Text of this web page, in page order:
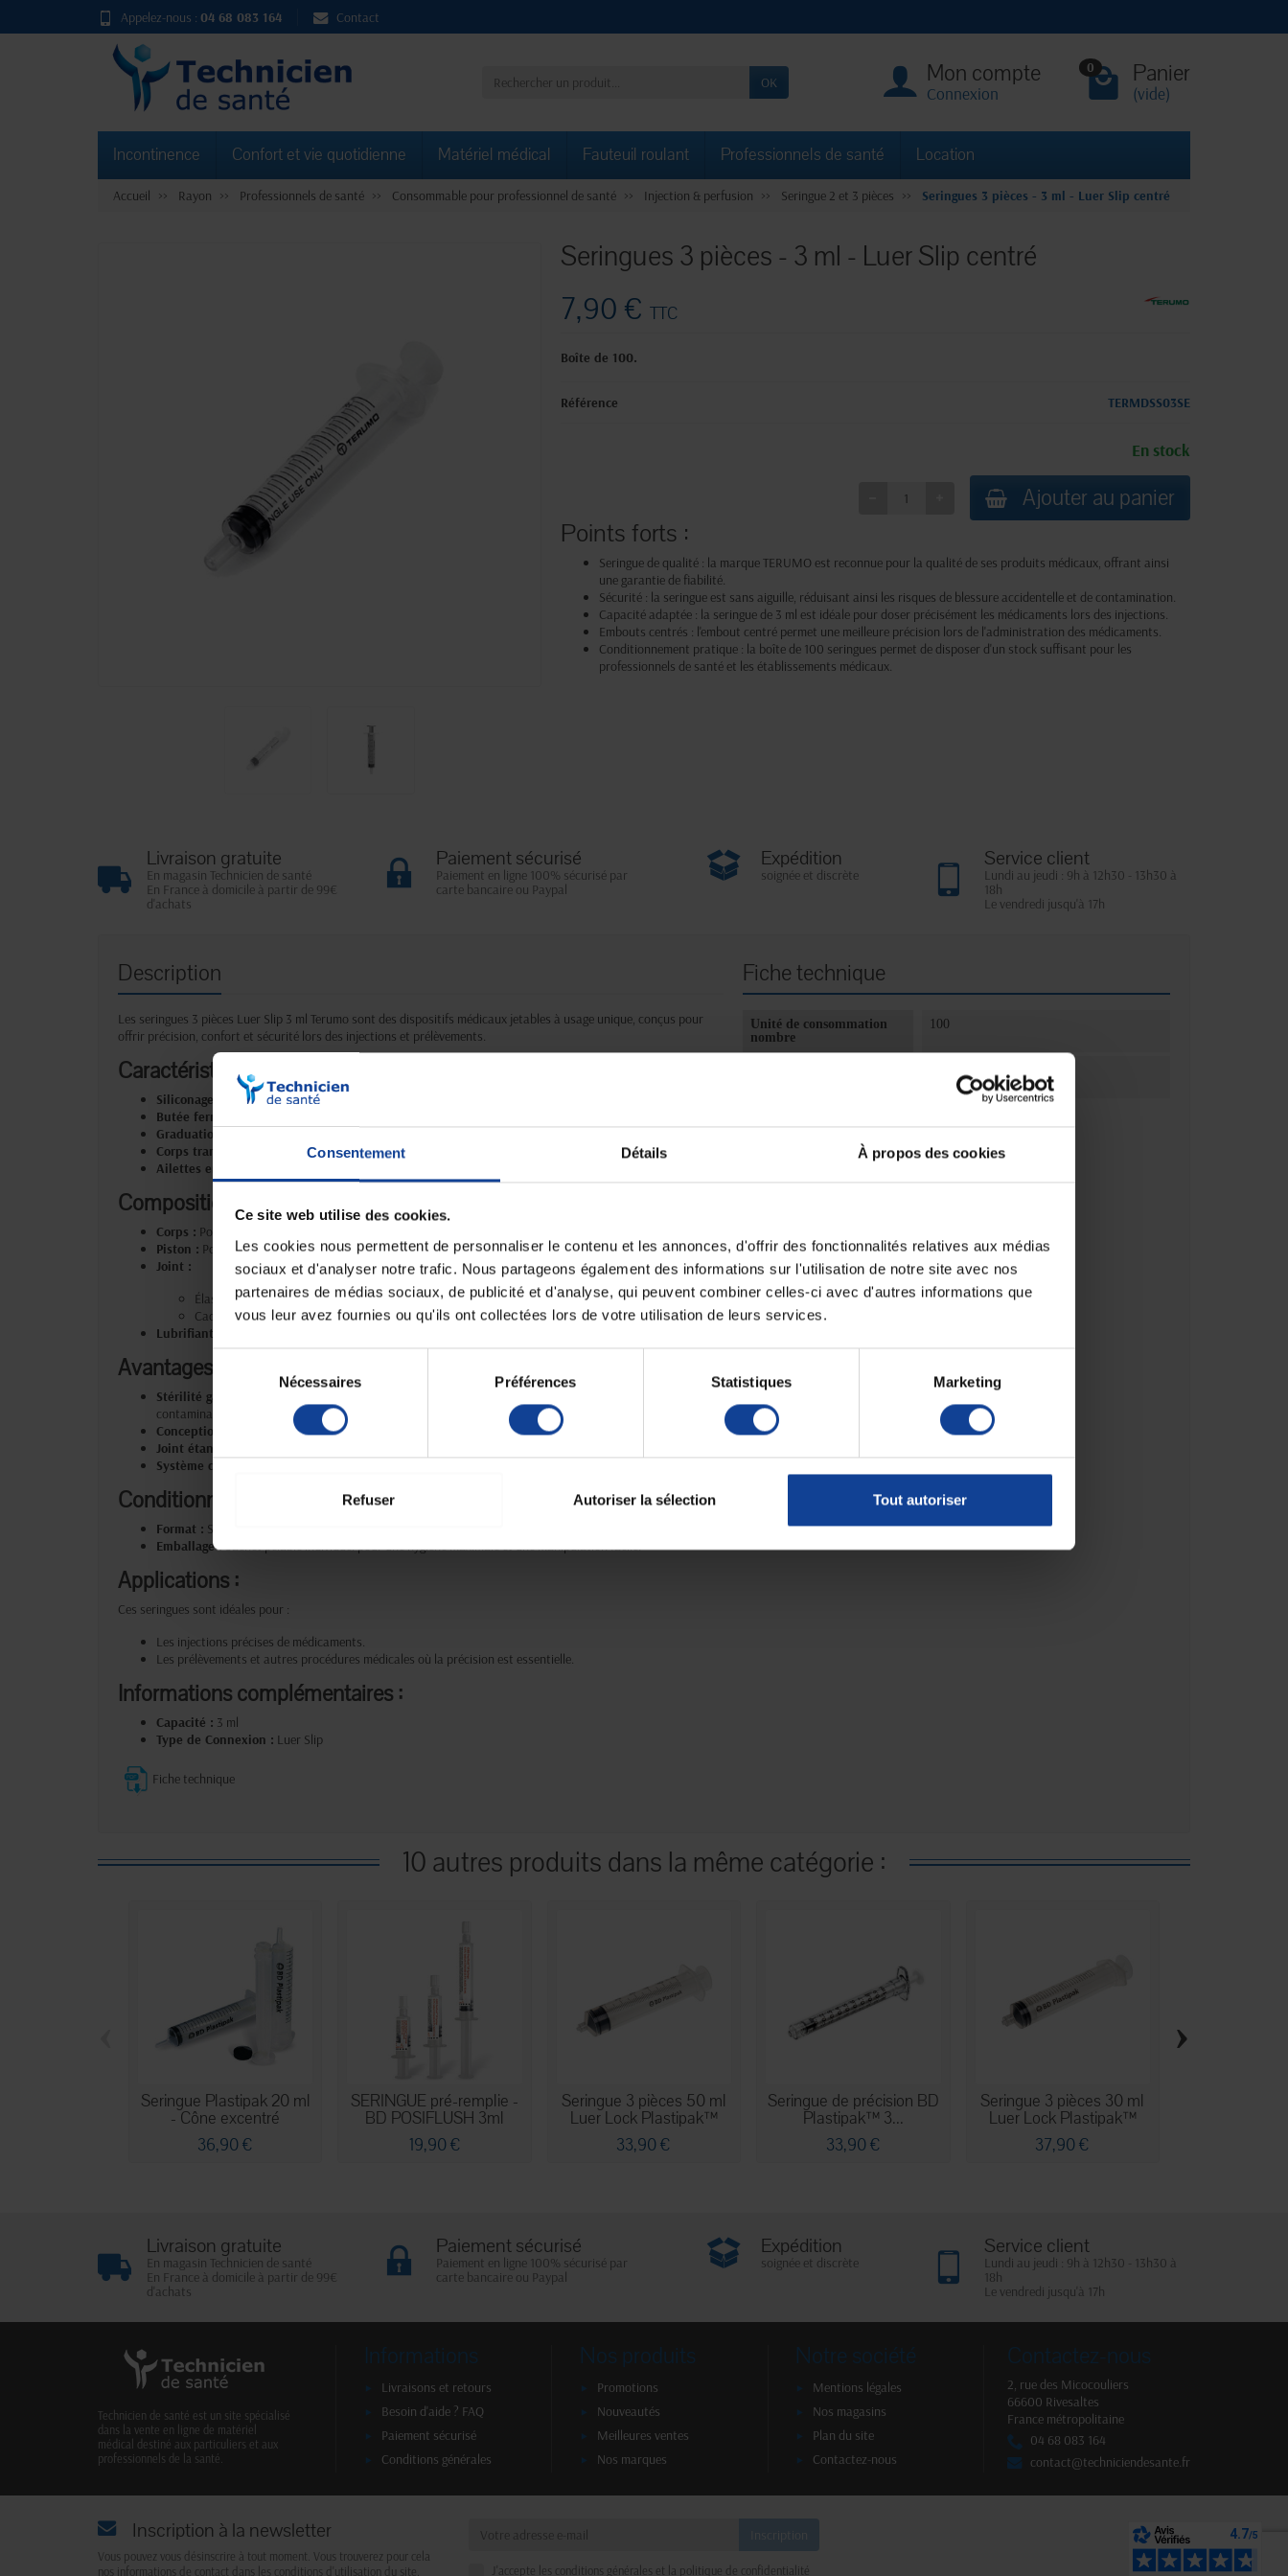
Consentement Détails À propos des cookies
Ce site web utilise des cookies.
Les cookies nous permettent de personnaliser le contenu et les annonces, d'offrir des fonctionnalités relatives aux médias
sociaux et d'analyser notre trafic. Nous partageons également des informations sur l'utilisation de notre site avec nos
partenaires de médias sociaux, de publicité et d'analyse, qui peuvent combiner celles-ci avec d'autres informations que
vous leur avez fournies ou qu'ils ont collectées lors de votre utilisation de leurs services.
consentement
Nécessaires Préférences Statistiques Marketing
Refuser Autoriser la sélection Tout autoriser
Appelez-nous : 04 68 083 164 Contact
OK Mon compte
Connexion
0 Panier
(vide)
Incontinence Confort et vie quotidienne Matériel médical Fauteuil roulant Professionnels de santé Location
Accueil Rayon Professionnels de santé Consommable pour professionnel de santé Injection & perfusion Seringue 2 et 3 pièces Seringues 3 pièces - 3 ml - Luer Slip centré
Seringues 3 pièces - 3 ml - Luer Slip centré
7,90 €TTC
Boîte de 100.
Référence TERMDSS03SE
En stock
Ajouter au panier
Points forts :
Seringue de qualité : la marque TERUMO est reconnue pour la qualité de ses produits médicaux, offrant ainsi
une garantie de fiabilité.
Sécurité : la seringue est sans aiguille, réduisant ainsi les risques de blessure accidentelle et de contamination.
Capacité adaptée : la seringue de 3 ml est idéale pour doser précisément les médicaments lors des injections.
Embouts centrés : l'embout centré permet une meilleure précision lors de l'administration des médicaments.
Conditionnement pratique : la boîte de 100 seringues permet de disposer d'un stock suffisant pour les
professionnels de santé et les établissements médicaux.
Livraison gratuite
En magasin Technicien de santé
En France à domicile à partir de 99€
d'achats
Paiement sécurisé
Paiement en ligne 100% sécurisé par
carte bancaire ou Paypal
Expédition
soignée et discrète
Service client
Lundi au jeudi : 9h à 12h30 - 13h30 à
18h
Le vendredi jusqu'à 17h
Description
Les seringues 3 pièces Luer Slip 3 ml Terumo sont des dispositifs médicaux jetables à usage unique, conçus pour
offrir précision, confort et sécurité lors des injections et prélèvements.
Caractéristiques :
Siliconage :
Garantit un mouvement fluide et souple du piston.
Butée ferme et précise :
Graduations claires :
Corps transparent :
Favorise une visualisation parfaite du contenu.
Ailettes ergonomiques :
Composition :
Corps : Polypropylène
Piston : Polypropylène
Joint :
Élastomère thermoplastique (pour les codes SS)
Caoutchouc polyisoprène (pour les codes MDSS)
Lubrifiant :
Avantages :
Stérilité garantie :
contamination.
Conception sans latex :
Évite tout risque d’allergie pour une utilisation en toute sécurité.
Joint étanche :
Système de sécurité :
Conditionnement
Format : Seringues 3 pièces non-montées, sans aiguille, boîte de 100.
Emballage :Sachet pelable individuel pour une hygiène maximale et une manipulation facile.
Applications :
Ces seringues sont idéales pour :
Les injections précises de médicaments.
Les prélèvements et autres procédures médicales où la précision est essentielle.
Informations complémentaires :
Capacité : 3 ml
Type de Connexion : Luer Slip
Fiche technique
Fiche technique
Unité de consommation
nombre
100
10 autres produits dans la même catégorie :
Seringue Plastipak 20 ml
- Cône excentré
36,90 €
SERINGUE pré-remplie -
BD POSIFLUSH 3ml
19,90 €
Seringue 3 pièces 50 ml
Luer Lock Plastipak™
33,90 €
Seringue de précision BD
Plastipak™ 3...
33,90 €
Seringue 3 pièces 30 ml
Luer Lock Plastipak™
37,90 €
›
Livraison gratuite
En magasin Technicien de santé
En France à domicile à partir de 99€
d'achats
Paiement sécurisé
Paiement en ligne 100% sécurisé par
carte bancaire ou Paypal
Expédition
soignée et discrète
Service client
Lundi au jeudi : 9h à 12h30 - 13h30 à
18h
Le vendredi jusqu'à 17h
Technicien de santé est un site spécialisé
dans la vente en ligne de matériel
médical destiné aux particuliers et aux
professionnels de la santé.
Informations
Livraisons et retours
Besoin d'aide ? FAQ
Paiement sécurisé
Conditions générales
Nos produits
Promotions
Nouveautés
Meilleures ventes
Nos marques
Notre société
Mentions légales
Nos magasins
Plan du site
Contactez-nous
Contactez-nous
2, rue des Micocouliers
66600 Rivesaltes
France métropolitaine
04 68 083 164
contact@techniciendesante.fr
Inscription à la newsletter
Vous pouvez vous désinscrire à tout moment. Vous trouverez pour cela
nos informations de contact dans les conditions d'utilisation du site.
J'accepte les conditions générales et la politique de confidentialité